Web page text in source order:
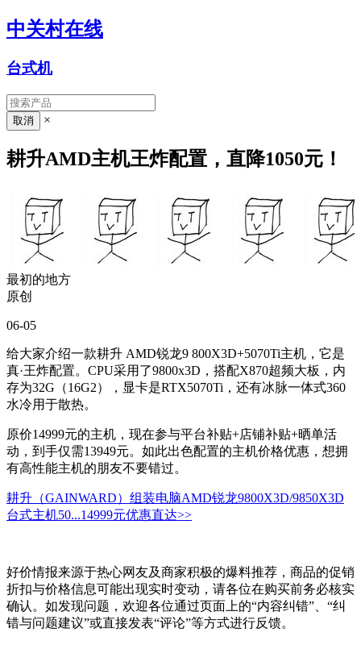
中关村在线
台式机
×
耕升AMD主机王炸配置，直降1050元！
最初的地方
原创
06-05
给大家介绍一款耕升 AMD锐龙9 800X3D+5070Ti主机，它是
真·王炸配置。CPU采用了9800x3D，搭配X870超频大板，内
存为32G（16G2），显卡是RTX5070Ti，还有冰脉一体式360
水冷用于散热。
原价14999元的主机，现在参与平台补贴+店铺补贴+晒单活
动，到手仅需13949元。如此出色配置的主机价格优惠，想拥
有高性能主机的朋友不要错过。
耕升（GAINWARD）组装电脑AMD锐龙9800X3D/9850X3D
台式主机50...14999元优惠直达>>
好价情报来源于热心网友及商家积极的爆料推荐，商品的促销
折扣与价格信息可能出现实时变动，请各位在购买前务必核实
确认。如发现问题，欢迎各位通过页面上的“内容纠错”、“纠
错与问题建议”或直接发表“评论”等方式进行反馈。